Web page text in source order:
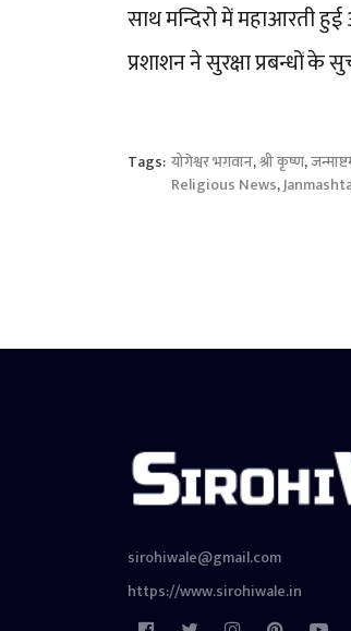
साथ मन्दिरो में महाआरती
प्रशाशन ने सुरक्षा प्रबन्धों के
Tags: योगेश्वर भगवान,श्री कृष्ण,
Religious News,
sirohiwale@gmail.com
https://www.sirohiwale.in